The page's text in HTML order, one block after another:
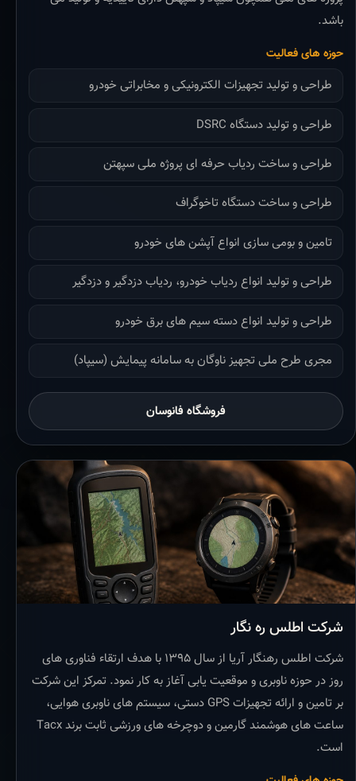
باشد.
حوزه های فعالیت
طراحی و تولید تجهیزات الکترونیکی و مخابراتی خودرو
طراحی و تولید دستگاه DSRC
طراحی و ساخت ردیاب حرفه ای پروژه ملی سپهتن
طراحی و ساخت دستگاه تاخوگراف
تامین و بومی سازی انواع آپشن های خودرو
طراحی و تولید انواع ردیاب خودرو، ردیاب دزدگیر و دزدگیر
طراحی و تولید انواع دسته سیم های برق خودرو
مجری طرح ملی تجهیز ناوگان به سامانه پیمایش (سیپاد)
فروشگاه فانوسان
شرکت اطلس ره نگار
شرکت اطلس رهنگار آریا از سال ۱۳۹۵ با هدف ارتقاء فناوری های
روز در حوزه ناوبری و موقعیت یابی آغاز به کار نمود. تمرکز این شرکت
بر تامین و ارائه تجهیزات GPS دستی، سیستم های ناوبری هوایی،
ساعت های هوشمند گارمین و دوچرخه های ورزشی ثابت برند Tacx
است.